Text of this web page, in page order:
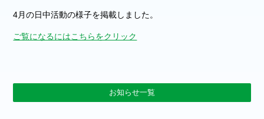
4月の日中活動の様子を掲載しました。
ご覧になるにはこちらをクリック
お知らせ一覧